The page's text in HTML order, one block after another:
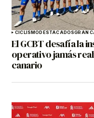
CICLISMO DESTACADOSGRAN
El GCBT desafía la
operativo jamás
canario